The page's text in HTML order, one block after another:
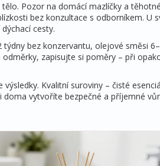
Pozor na domácí mazlíčky a
bez konzultace s odborníkem. U
cesty.
bez konzervantu, olejové směsi
zapisujte si poměry – při
Kvalitní suroviny – čisté
vytvoříte bezpečné a příjemné